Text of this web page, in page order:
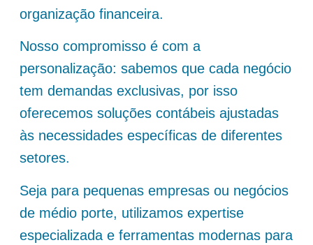
organização financeira.
Nosso compromisso é com a
personalização: sabemos que cada negócio
tem demandas exclusivas, por isso
oferecemos soluções contábeis ajustadas
às necessidades específicas de diferentes
setores.
Seja para pequenas empresas ou negócios
de médio porte, utilizamos expertise
especializada e ferramentas modernas para